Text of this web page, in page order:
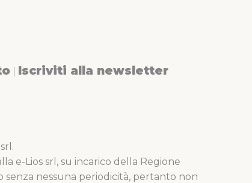
Iscriviti alla newsletter
e-Lios srl, su incarico della Regione
senza nessuna periodicità, pertanto non